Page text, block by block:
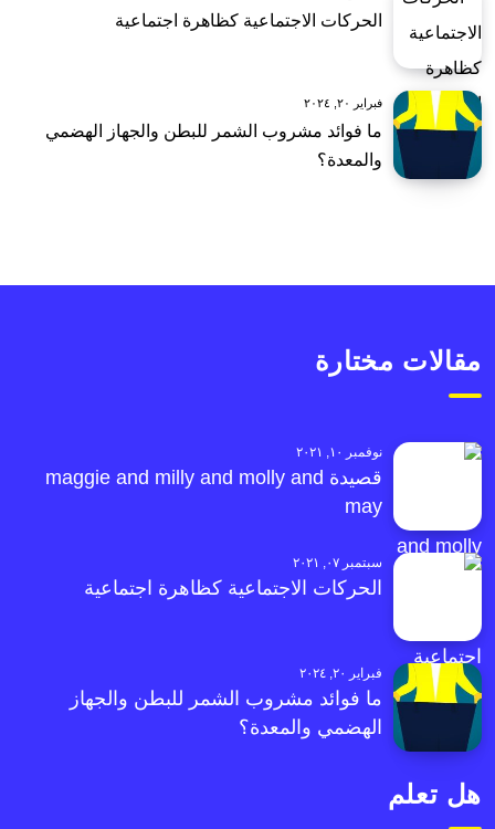
الحركات الاجتماعية كظاهرة اجتماعية
فبراير ٢٠, ٢٠٢٤
ما فوائد مشروب الشمر للبطن والجهاز الهضمي
والمعدة؟
مقالات مختارة
نوفمبر ١٠, ٢٠٢١
قصيدة maggie and milly and molly and
may
سبتمبر ٠٧, ٢٠٢١
الحركات الاجتماعية كظاهرة اجتماعية
فبراير ٢٠, ٢٠٢٤
ما فوائد مشروب الشمر للبطن والجهاز
الهضمي والمعدة؟
هل تعلم